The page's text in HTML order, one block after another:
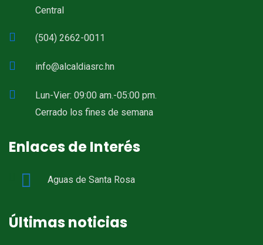
Central
(504) 2662-0011
info@alcaldiasrc.hn
Lun-Vier: 09:00 am.-05:00 pm.
Cerrado los fines de semana
Enlaces de Interés
Aguas de Santa Rosa
Últimas noticias